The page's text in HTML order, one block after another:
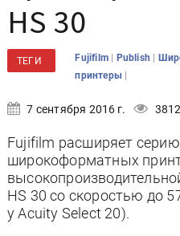
HS 30
ТЕГИ Fujifilm | Publish |
принтеры |
7 сентября 2016 г. 3812
Fujifilm расширяет
широкоформатных
HS 30 со скоростью до
у Acuity Select 20).